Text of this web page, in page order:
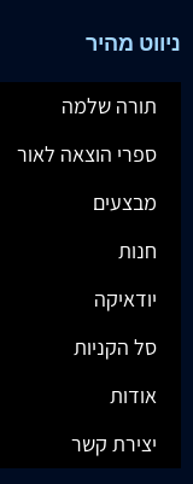
ניווט מהיר
תורה שלמה
ספרי הוצאה לאור
מבצעים
חנות
יודאיקה
סל הקניות
אודות
יצירת קשר